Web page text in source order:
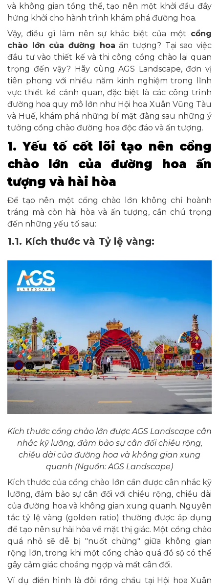
và không gian tổng thể, tạo nên một khởi đầu đầy
hứng khởi cho hành trình khám phá đường hoa.
Vậy, điều gì làm nên sự khác biệt của một cổng
chào lớn của đường hoa ấn tượng? Tại sao việc
đầu tư vào thiết kế và thi công cổng chào lại quan
trọng đến vậy? Hãy cùng AGS Landscape, đơn vị
tiên phong với nhiều năm kinh nghiệm trong lĩnh
vực thiết kế cảnh quan, đặc biệt là các công trình
đường hoa quy mô lớn như Hội hoa Xuân Vũng Tàu
và Huế, khám phá những bí mật đằng sau những ý
tưởng cổng chào đường hoa độc đáo và ấn tượng.
1. Yếu tố cốt lõi tạo nên cổng
chào lớn của đường hoa ấn
tượng và hài hòa
Để tạo nên một cổng chào lớn không chỉ hoành
tráng mà còn hài hòa và ấn tượng, cần chú trọng
đến những yếu tố sau:
1.1. Kích thước và Tỷ lệ vàng:
Kích thước cổng chào lớn được AGS Landscape cân
nhắc kỹ lưỡng, đảm bảo sự cân đối chiều rộng,
chiều dài của đường hoa và không gian xung
quanh (Nguồn: AGS Landscape)
Kích thước của cổng chào lớn cần được cân nhắc kỹ
lưỡng, đảm bảo sự cân đối với chiều rộng, chiều dài
của đường hoa và không gian xung quanh. Nguyên
tắc tỷ lệ vàng (golden ratio) thường được áp dụng
để tạo nên sự hài hòa về mặt thị giác. Một cổng chào
quá nhỏ sẽ dễ bị "nuốt chửng" giữa không gian
rộng lớn, trong khi một cổng chào quá đồ sộ có thể
gây cảm giác choáng ngợp và mất cân đối.
Ví dụ điển hình là đôi rồng chầu tại Hội hoa Xuân